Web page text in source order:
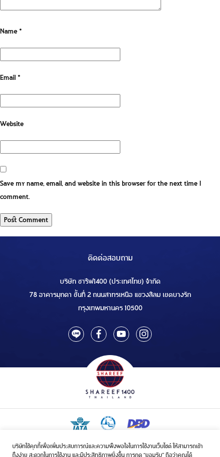
บริษัทใช้คุกกี้เพื่อเพิ่มประสบการณ์และความพึงพอใจในการใช้งานเว็บไซต์ ให้สามารถเข้า
ถึงง่าย สะดวกในการใช้งาน และมีประสิทธิภาพยิ่งขึ้น การกด “ยอมรับ” ถือว่าคุณได้
Name*
Email*
Website
Save my name, email, and website in this browser for the next time I
comment.
ติดต่อสอบถาม
บริษัท ชารีฟ1400 (ประเทศไทย) จำกัด
78 อาคารมุกดา ชั้นที่ 2 ถนนสาทรเหนือ แขวงสีลม เขตบางรัก
กรุงเทพมหานคร 10500
ใบอนุญาตเป็นผู้ประกอบกิจการรับจัดบริการขนส่งในกิจการฮัจย์เลขที่ 1/2568